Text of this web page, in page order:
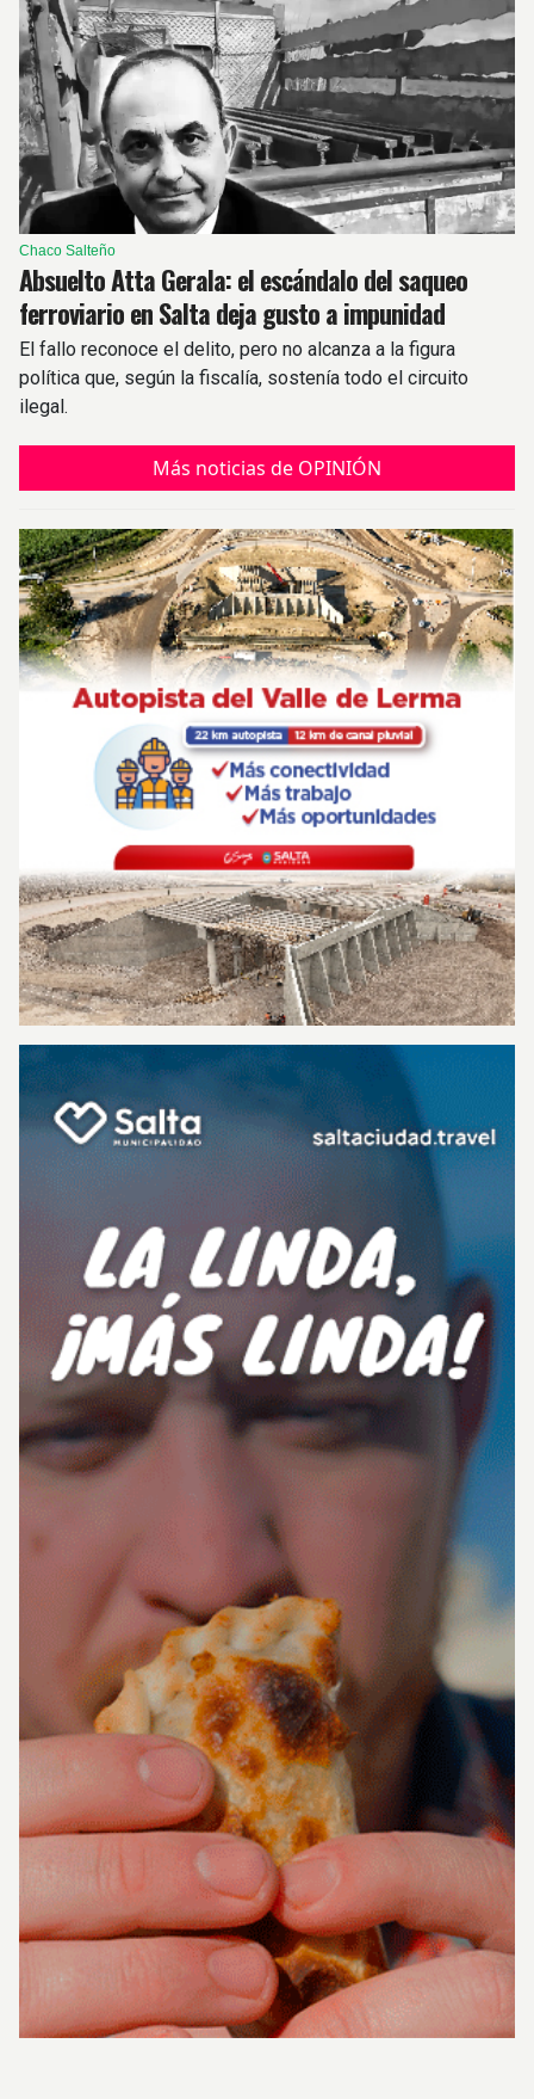
Chaco Salteño
Absuelto Atta Gerala: el escándalo del saqueo
ferroviario en Salta deja gusto a impunidad
El fallo reconoce el delito, pero no alcanza a la figura
política que, según la fiscalía, sostenía todo el circuito
ilegal.
Más noticias de OPINIÓN